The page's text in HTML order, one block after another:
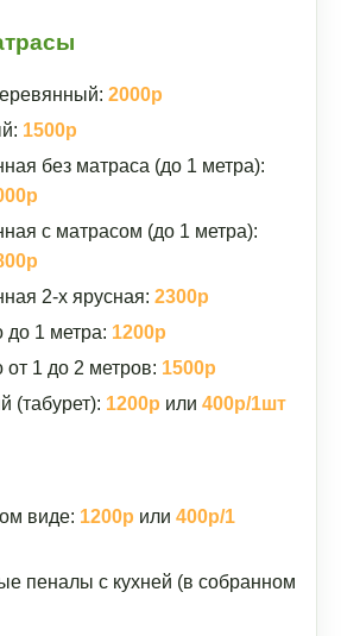
2000р
1500р
без матраса (до 1 метра):
с матрасом (до 1 метра):
2-х ярусная: 2300р
до 1 метра: 1200р
от 1 до 2 метров: 1500р
(табурет): 1200р или 400р/1шт
виде: 1200р или 400р/1
пеналы с кухней (в собранном